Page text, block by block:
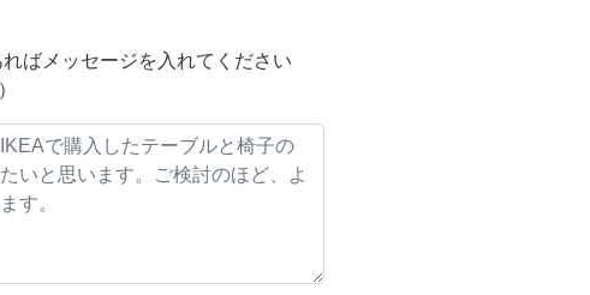
ばメッセージを入れてください